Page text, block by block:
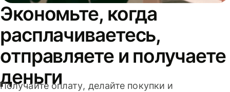
Экономьте, когда
расплачиваетесь,
отправляете и получаете
деньги
Получайте оплату, делайте покупки и